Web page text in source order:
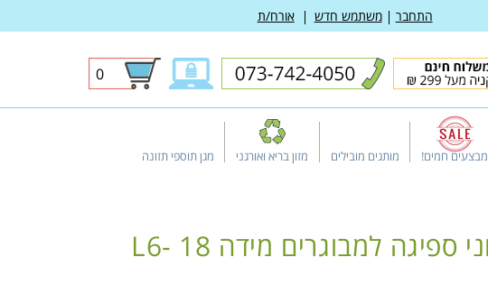
התחבר משתמש חדש אורח/ת
0
0
פריטים
מבצעים חמים! מותגים מובילים מזון בריא ואורגני מגן תוספי תזונה
ATTENDS - תחתוני ספיגה למבוגרים מידה L6- 18